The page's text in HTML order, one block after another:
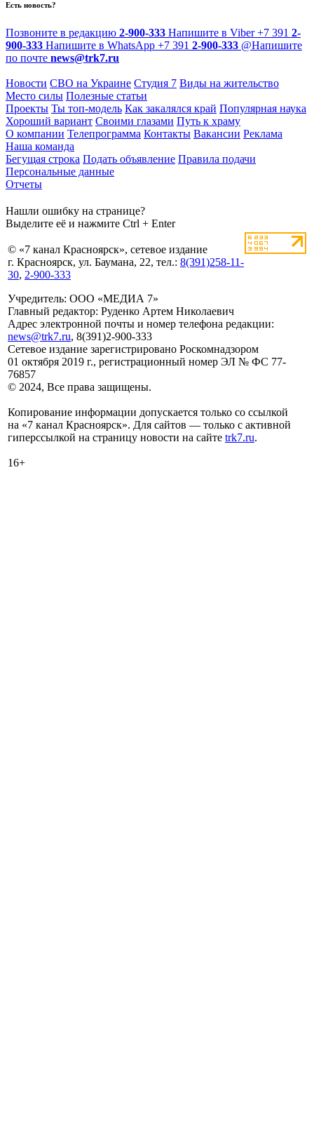
Есть новость?
Позвоните в редакцию 2-900-333 Напишите в Viber +7 391 2-
900-333 Напишите в WhatsApp +7 391 2-900-333 @Напишите
по почте news@trk7.ru
Новости СВО на Украине Студия 7 Виды на жительство
Место силы Полезные статьи
Проекты Ты топ-модель Как закалялся край Популярная наука
Хороший вариант Своими глазами Путь к храму
О компании Телепрограмма Контакты Вакансии Реклама
Наша команда
Бегущая строка Подать объявление Правила подачи
Персональные данные
Отчеты
Нашли ошибку на странице?
Выделите её и нажмите Ctrl + Enter
© «7 канал Красноярск», сетевое издание
г. Красноярск, ул. Баумана, 22, тел.: 8(391)258-11-
30, 2-900-333
Учредитель: ООО «МЕДИА 7»
Главный редактор: Руденко Артем Николаевич
Адрес электронной почты и номер телефона редакции:
news@trk7.ru, 8(391)2-900-333
Сетевое издание зарегистрировано Роскомнадзором
01 октября 2019 г., регистрационный номер ЭЛ № ФС 77-
76857
© 2024, Все права защищены.
Копирование информации допускается только со ссылкой
на «7 канал Красноярск». Для сайтов — только с активной
гиперссылкой на страницу новости на сайте trk7.ru.
16+